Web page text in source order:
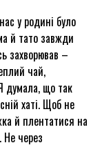
у родині було
й тато завжди
захворював –
чай,
думала, що так
хаті. Щоб не
й плентатися на
Не через